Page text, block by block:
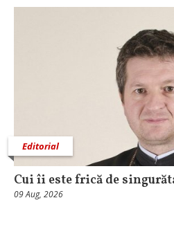
Editorial
Cui îi este frică de
09 Aug, 2026